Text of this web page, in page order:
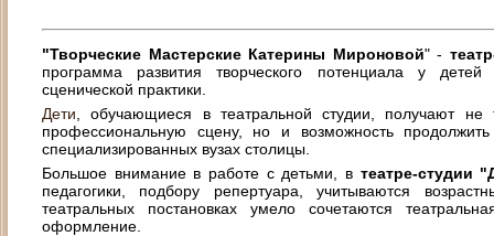
"Творческие Мастерские Катерины Мироновой" -
программа развития творческого потенциала у
сценической практики.
Дети , обучающиеся в театральной студии, получают
профессиональную сцену, но и возможность
специализированных вузах столицы.
Большое внимание в работе с детьми, в театре-студии
педагогики, подбору репертуара, учитываются
театральных постановках умело сочетаются
оформление.